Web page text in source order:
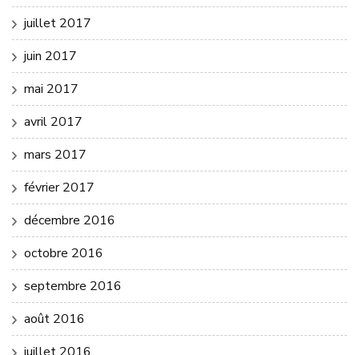
juillet 2017
juin 2017
mai 2017
avril 2017
mars 2017
février 2017
décembre 2016
octobre 2016
septembre 2016
août 2016
juillet 2016